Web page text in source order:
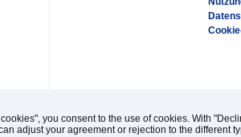
you consent to the use of cookies. With
adjust your agreement or rejection to the different